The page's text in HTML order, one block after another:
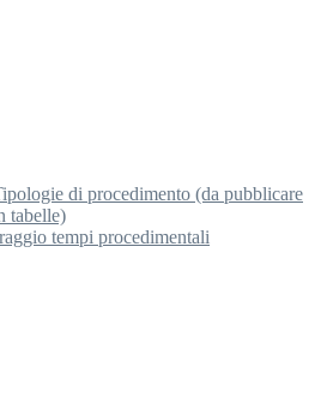
di procedimento (da pubblicare
tabelle)
tempi procedimentali